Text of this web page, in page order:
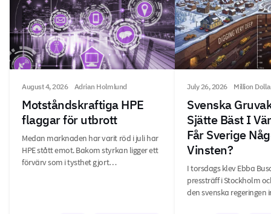
August 4, 2026 Adrian Holmlund
Motståndskraftiga HPE
flaggar för utbrott
Medan marknaden har varit röd i juli har
HPE stått emot. Bakom styrkan ligger ett
förvärv som i tysthet gjort…
July 26, 2026 Million
Svenska
Sjätte Bäst I
Får Sverige
Vinsten?
I torsdags klev Ebba
pressträff i Stockholm
den svenska